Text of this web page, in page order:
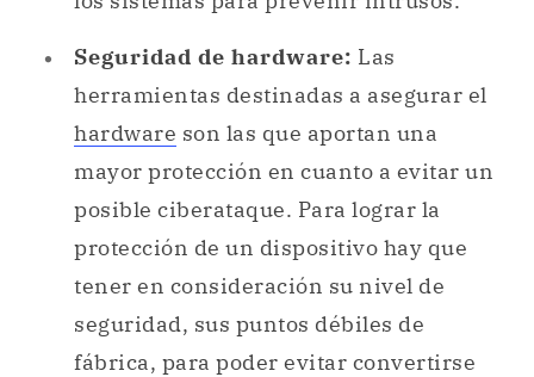
Seguridad de hardware: Las
herramientas destinadas a asegurar el
hardware son las que aportan una
mayor protección en cuanto a evitar un
posible ciberataque. Para lograr la
protección de un dispositivo hay que
tener en consideración su nivel de
seguridad, sus puntos débiles de
fábrica, para poder evitar convertirse